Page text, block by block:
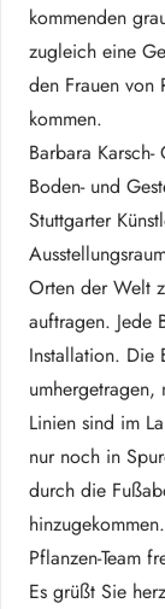
kommenden
zugleich eine
den Frauen von
kommen.
Barbara
Boden- und
Stuttgarter
Orten der Welt
auftragen. Jede
Installation. Die
umhergetragen,
Linien sind im
nur noch in
durch die
Pflanzen-Team
Es grüßt Sie